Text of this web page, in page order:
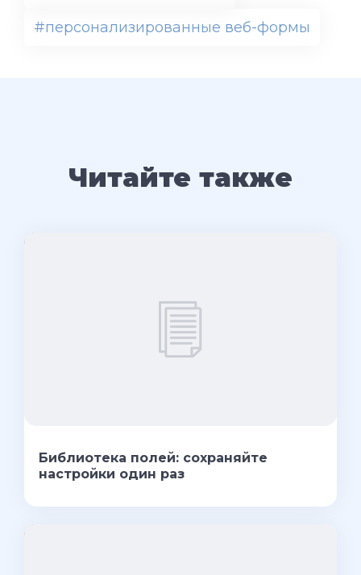
#персонализированные веб-формы
Читайте также
Библиотека полей: сохраняйте
настройки один раз